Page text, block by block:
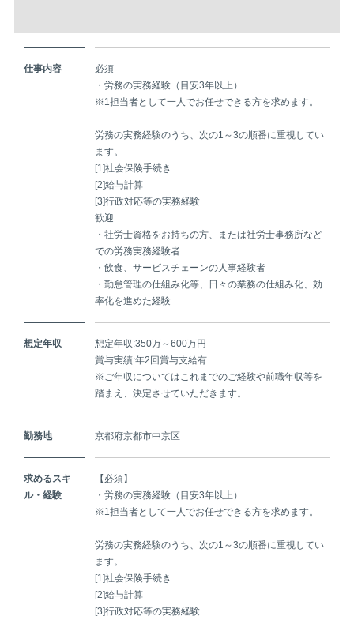
仕事内容
必須
・労務の実務経験（目安3年以上）
※1担当者として一人でお任せできる方を求めます。
労務の実務経験のうち、次の1～3の順番に重視してい
ます。
[1]社会保険手続き
[2]給与計算
[3]行政対応等の実務経験
歓迎
・社労士資格をお持ちの方、または社労士事務所など
での労務実務経験者
・飲食、サービスチェーンの人事経験者
・勤怠管理の仕組み化等、日々の業務の仕組み化、効
率化を進めた経験
想定年収
想定年収:350万～600万円
賞与実績:年2回賞与支給有
※ご年収についてはこれまでのご経験や前職年収等を
踏まえ、決定させていただきます。
勤務地 京都府京都市中京区
求めるスキ
ル・経験
【必須】
・労務の実務経験（目安3年以上）
※1担当者として一人でお任せできる方を求めます。
労務の実務経験のうち、次の1～3の順番に重視してい
ます。
[1]社会保険手続き
[2]給与計算
[3]行政対応等の実務経験